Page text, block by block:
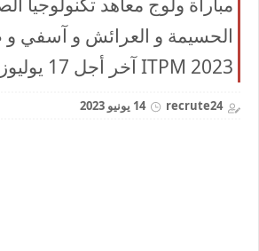
الحسيمة و العرائش و آسفي و
2023 ITPM آخر أجل 17 يوليوز 2023
recrute24 14 يونيو 2023